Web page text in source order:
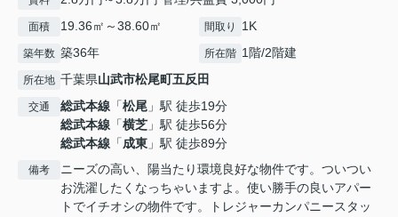
面積 19.36㎡～38.60㎡ 間取り 1K
築年数 築36年 所在階 1階/2階建
所在地 千葉県山武市松尾町五反田
交通 総武本線 「松尾 」駅 徒歩19分
総武本線 「横芝 」駅 徒歩56分
総武本線 「成東 」駅 徒歩89分
備考
ニーズの高い、陽当たり環境良好な物件です。ついつい
お洗濯したくなっちゃいますよ。使い勝手の良いアパー
トでイチオシの物件です。トレジャーカンパニースタッ